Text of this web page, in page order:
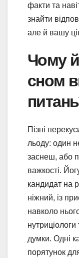
факти та
знайти
але й вашу
Чому
сном
Пізні
льоду: один
заснеш, або
важкості.
кандидат на
ніжний, із
навколо
нутриціологи
думки. Одні
порятунок